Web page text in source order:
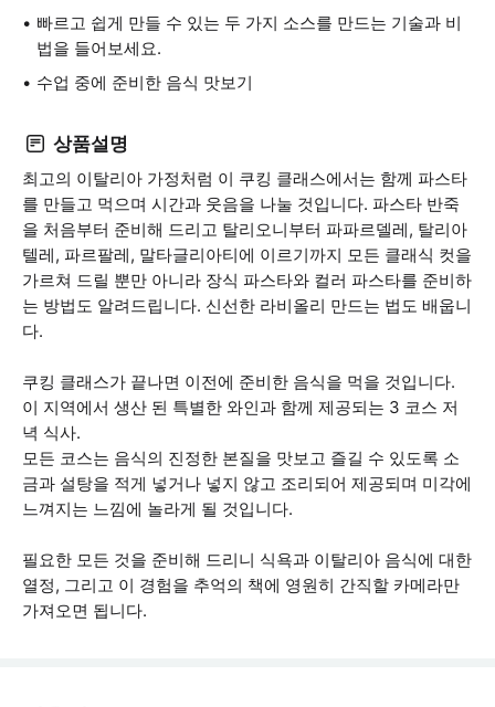
빠르고 쉽게 만들 수 있는 두 가지 소스를 만드는 기술과 비
법을 들어보세요.
수업 중에 준비한 음식 맛보기
상품설명
최고의 이탈리아 가정처럼 이 쿠킹 클래스에서는 함께 파스타
를 만들고 먹으며 시간과 웃음을 나눌 것입니다. 파스타 반죽
을 처음부터 준비해 드리고 탈리오니부터 파파르델레, 탈리아
텔레, 파르팔레, 말타글리아티에 이르기까지 모든 클래식 컷을
가르쳐 드릴 뿐만 아니라 장식 파스타와 컬러 파스타를 준비하
는 방법도 알려드립니다. 신선한 라비올리 만드는 법도 배웁니
다.
쿠킹 클래스가 끝나면 이전에 준비한 음식을 먹을 것입니다.
이 지역에서 생산 된 특별한 와인과 함께 제공되는 3 코스 저
녁 식사.
모든 코스는 음식의 진정한 본질을 맛보고 즐길 수 있도록 소
금과 설탕을 적게 넣거나 넣지 않고 조리되어 제공되며 미각에
느껴지는 느낌에 놀라게 될 것입니다.
필요한 모든 것을 준비해 드리니 식욕과 이탈리아 음식에 대한
열정, 그리고 이 경험을 추억의 책에 영원히 간직할 카메라만
가져오면 됩니다.